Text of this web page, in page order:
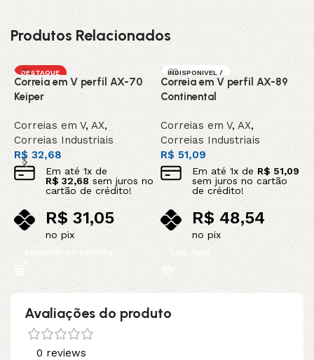
Produtos Relacionados
DESTAQUE
Correia em V perfil AX-70
Keiper
Correias em V,AX,
Correias Industriais
R$ 32,68
Em até1x de
R$ 32,68 sem juros no
cartão de crédito!
R$31,05
no pix
Adicionar ao carrinho
INDISPONIVEL /
SOB ENCOMEN
DA
Correia em V perfil AX-89
Continental
Correias em V, AX,
Correias Industriais
R$ 51,09
Em até 1x de R$ 51,09
sem juros no cartão
de crédito!
R$ 48,54
no pix
Leia mais
Avaliações do produto
0 reviews